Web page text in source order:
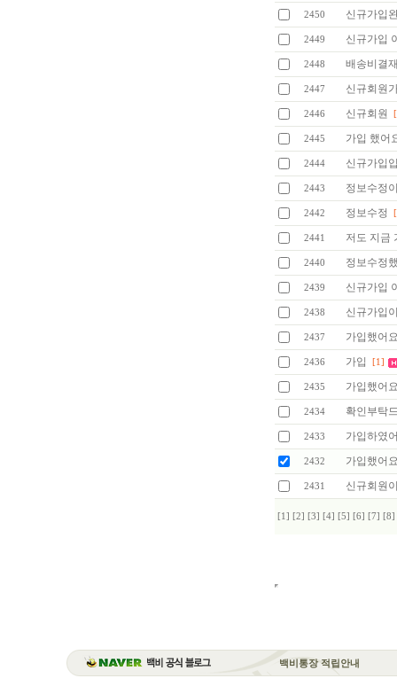
2450 신규가입
2449 신규가입
2448 배송비결
2447 신규회원
2446 신규회원
2445 가입 했어
2444 신규가입
2443 정보수정
2442 정보수정
2441 저도 지금
2440 정보수정
2439 신규가입
2438 신규가입
2437 가입했어
2436 가입 [1]
2435 가입했어
2434 확인부탁
2433 가입하였
2432 가입했어
2431 신규회원
[1] [2] [3] [4] [5] [6] [7] [8]
백비통장 적립안내